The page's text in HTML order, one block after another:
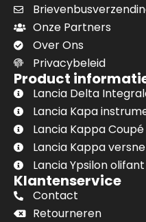
Onze Partners
Over Ons
Privacybeleid
Product
Lancia Delta
Lancia Kapa
Lancia Kappa
Lancia Kappa
Lancia Ypsilon
Klantenservice
Contact
Retourneren